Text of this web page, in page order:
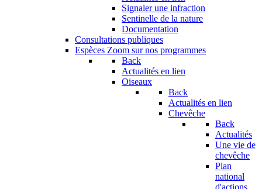
Signaler une infraction
Sentinelle de la nature
Documentation
Consultations publiques
Espèces Zoom sur nos programmes
Back
Actualités en lien
Oiseaux
Back
Actualités en lien
Chevêche
Back
Actualités
Une vie de
chevêche
Plan
national